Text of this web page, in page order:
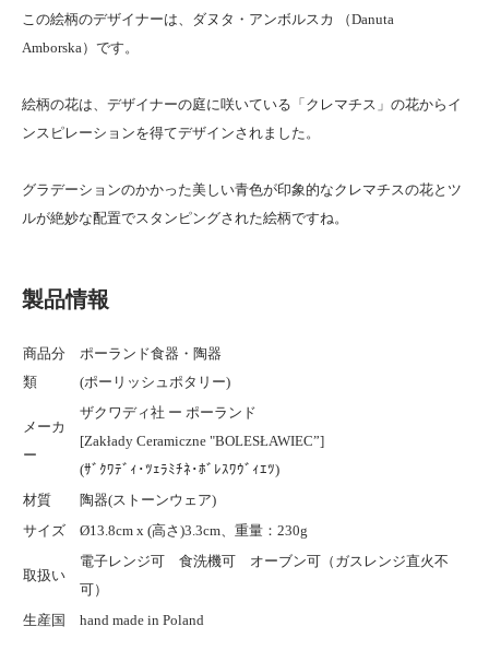
この絵柄のデザイナーは、ダヌタ・アンボルスカ （Danuta
Amborska）です。
絵柄の花は、デザイナーの庭に咲いている「クレマチス」の花からイ
ンスピレーションを得てデザインされました。
グラデーションのかかった美しい青色が印象的なクレマチスの花とツ
ルが絶妙な配置でスタンピングされた絵柄ですね。
製品情報
商品分
類
ポーランド食器・陶器
(ポーリッシュポタリー)
メーカ
ー
ザクワディ社 ー ポーランド
[Zakłady Ceramiczne "BOLESŁAWIEC”]
(ｻﾞｸﾜﾃﾞｨ･ﾂｪﾗﾐﾁﾈ･ﾎﾞﾚｽﾜｳﾞｨｴﾂ)
材質
陶器(ストーンウェア)
サイズ
Ø13.8cm x (高さ)3.3cm、重量：230g
取扱い
電子レンジ可 食洗機可 オーブン可（ガスレンジ直火不
可）
生産国
hand made in Poland